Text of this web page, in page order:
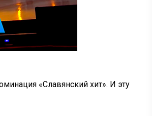
«Славянский хит». И эту